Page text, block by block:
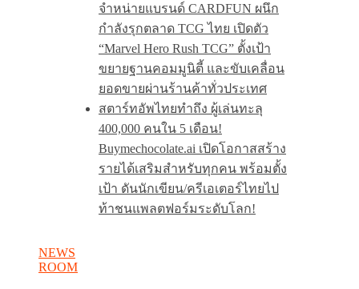
จำหน่ายแบรนด์ CARDFUN ผนึก
กำลังรุกตลาด TCG ไทย เปิดตัว
“Marvel Hero Rush TCG” ตั้งเป้า
ขยายฐานคอมมูนิตี้ และขับเคลื่อน
ยอดขายผ่านร้านค้าทั่วประเทศ
สตาร์ทอัพไทยทำถึง ผู้เล่นทะลุ
400,000 คนใน 5 เดือน!
Buymechocolate.ai เปิดโอกาสสร้าง
รายได้เสริมสำหรับทุกคน พร้อมตั้ง
เป้า ดันนักเขียน/ครีเอเตอร์ไทยไป
ท้าชนแพลตฟอร์มระดับโลก!
NEWS
ROOM